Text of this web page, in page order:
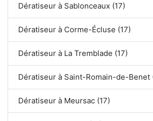
Dératiseur à Sablonceaux (17)
Dératiseur à Corme-Écluse (17)
Dératiseur à La Tremblade (17)
Dératiseur à Saint-Romain-de-Benet
Dératiseur à Meursac (17)